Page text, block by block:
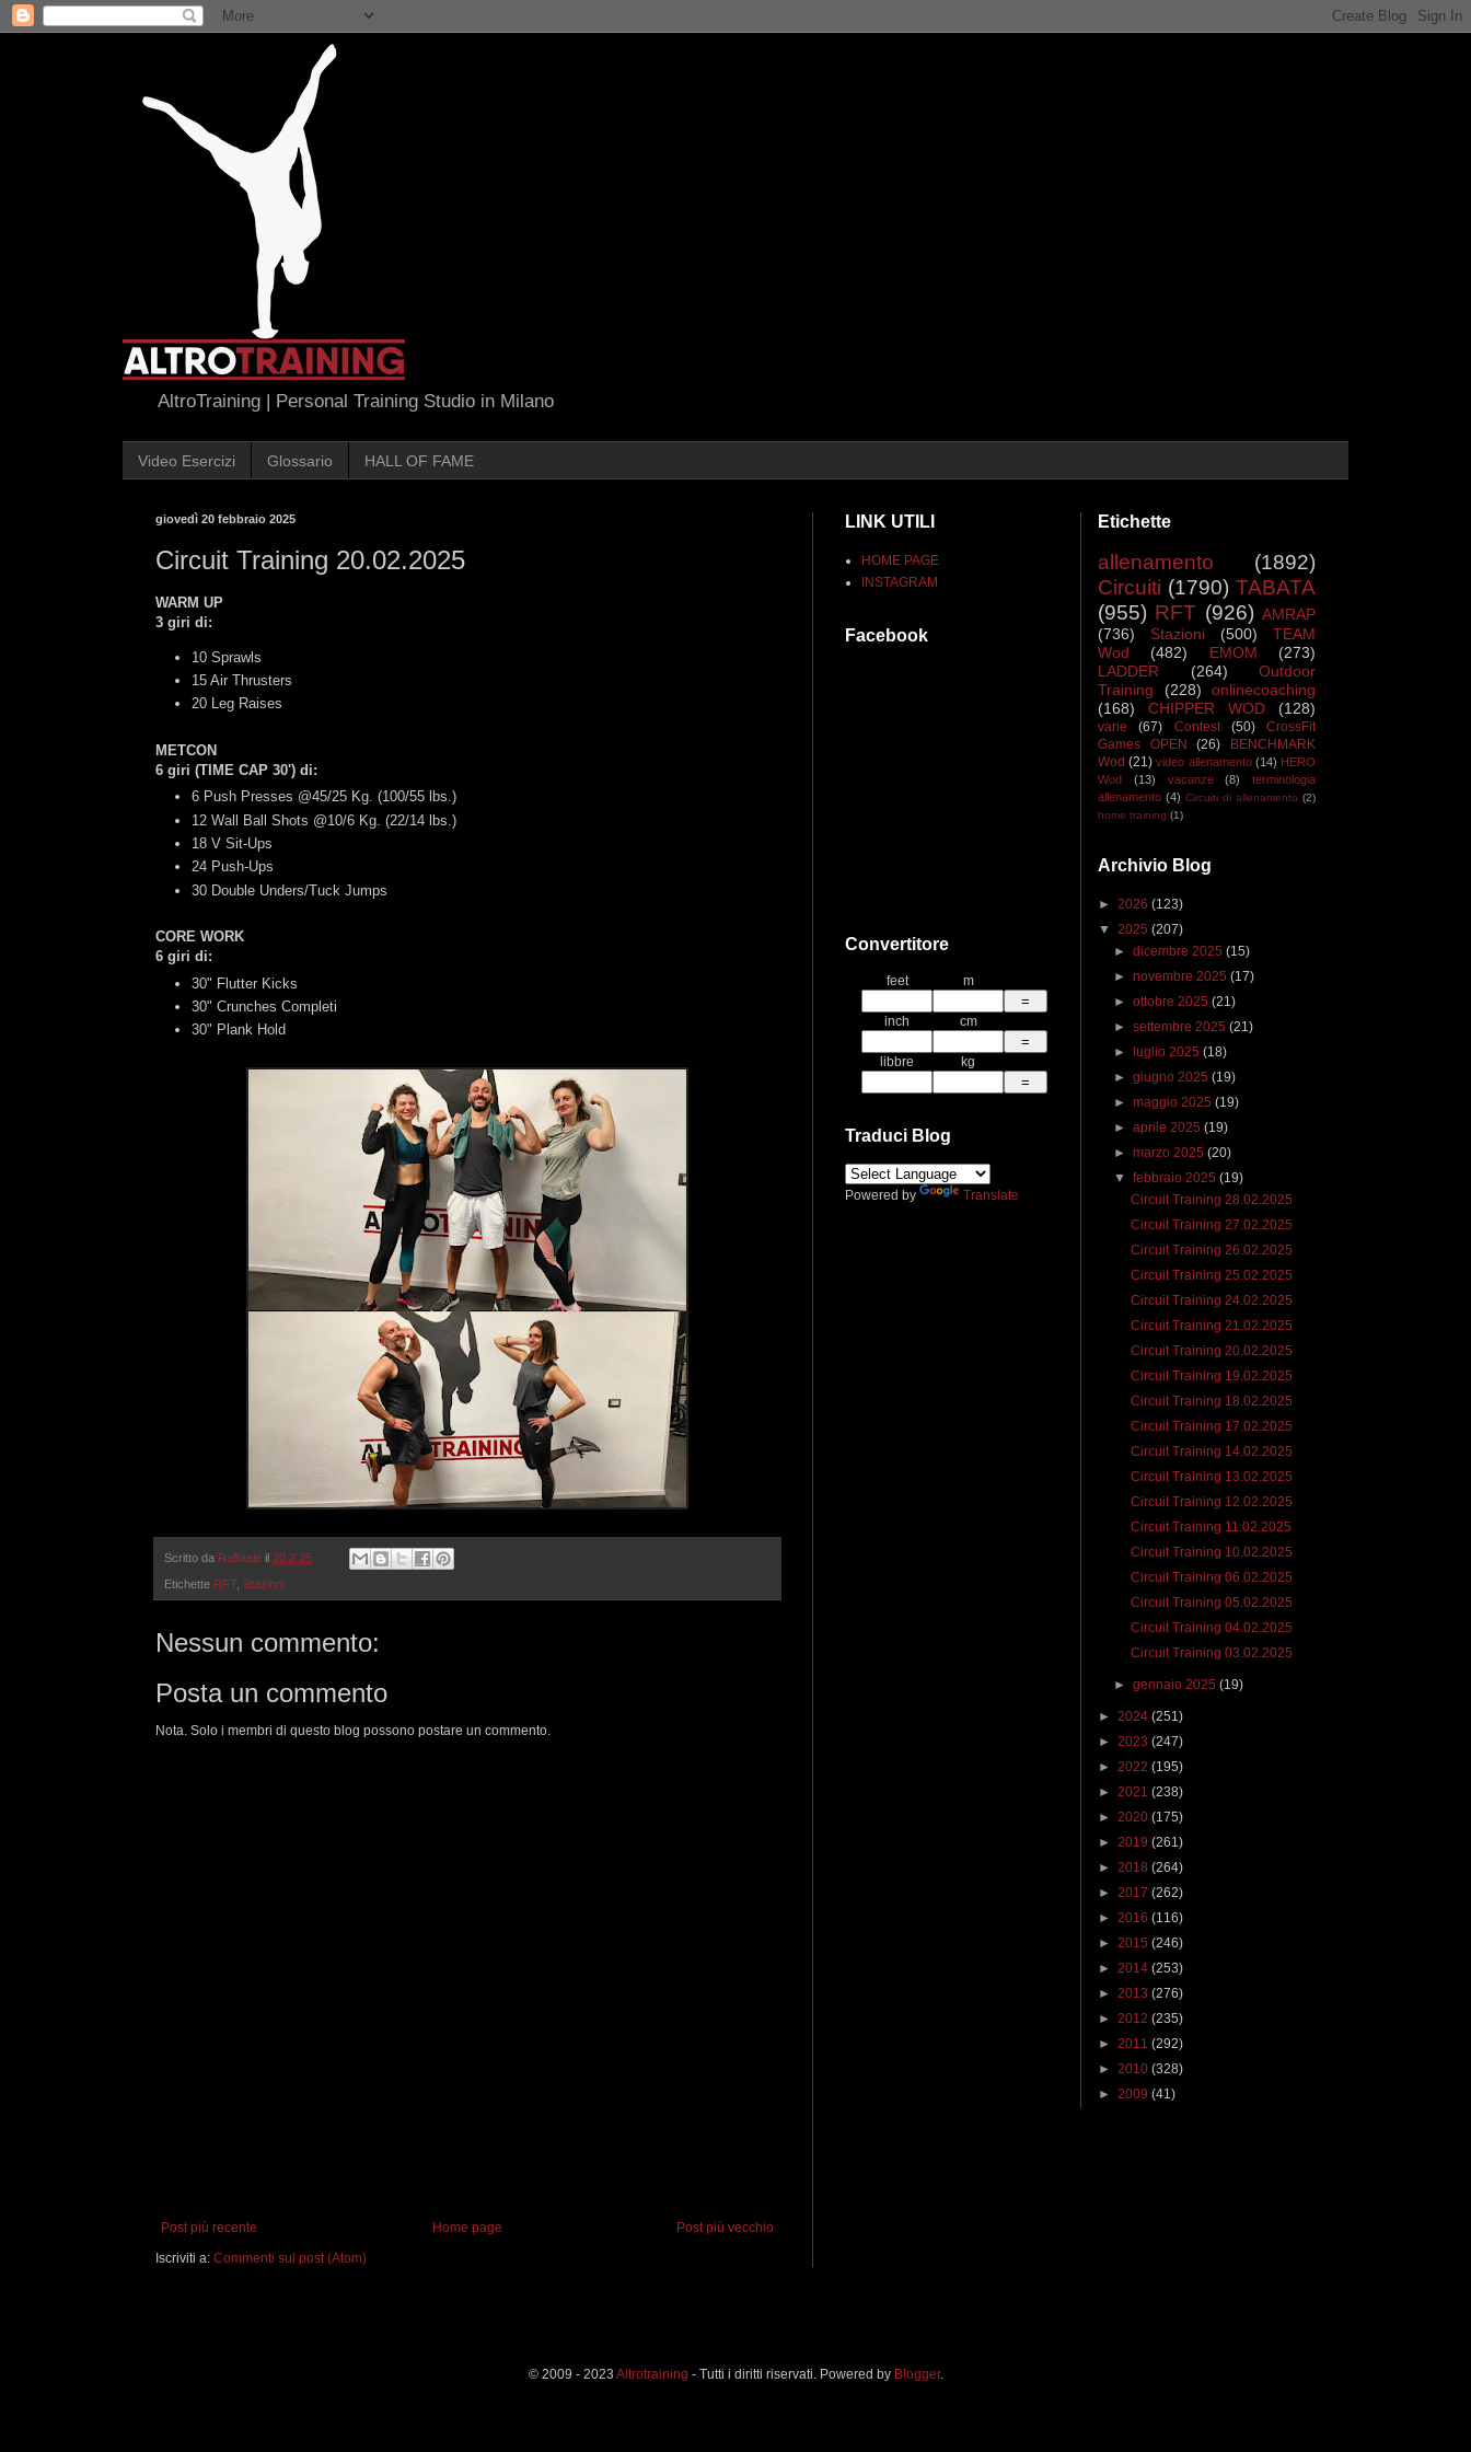
AltroTraining | Personal Training Studio in Milano
Video Esercizi Glossario HALL OF FAME
giovedì 20 febbraio 2025
Circuit Training 20.02.2025
WARM UP
3 giri di:
10 Sprawls
15 Air Thrusters
20 Leg Raises
METCON
6 giri (TIME CAP 30') di:
6 Push Presses @45/25 Kg. (100/55 lbs.)
12 Wall Ball Shots @10/6 Kg. (22/14 lbs.)
18 V Sit-Ups
24 Push-Ups
30 Double Unders/Tuck Jumps
CORE WORK
6 giri di:
30" Flutter Kicks
30" Crunches Completi
30" Plank Hold
Scritto da Raffaele il 20.2.25
Etichette RFT, Stazioni
Nessun commento:
Posta un commento
Nota. Solo i membri di questo blog possono postare un commento.
Post più recente Post più vecchio
Home page
Iscriviti a: Commenti sul post (Atom)
LINK UTILI
HOME PAGE
INSTAGRAM
Facebook
Convertitore
feet m
inch cm
libbre kg
Traduci Blog
Powered by Translate
Etichette
allenamento
(1892)
Circuiti (1790) TABATA
(955) RFT (926) AMRAP
(736)
Stazioni (500)
TEAM
Wod
(482) EMOM
(273)
LADDER
(264)
Outdoor
Training
(228)
onlinecoaching
(168)
CHIPPER WOD (128)
varie (67) Contest (50)
CrossFit
Games OPEN
(26)
BENCHMARK
Wod (21) video allenamento (14) HERO
Wod
(13) vacanze (8)
terminologia
allenamento (4) Circuiti di allenamento (2)
home training (1)
Archivio Blog
► 2026 (123)
▼ 2025 (207)
►dicembre 2025(15)
►novembre 2025(17)
►ottobre 2025(21)
►settembre 2025(21)
►
luglio 2025(18)
►giugno 2025(19)
►maggio 2025(19)
►aprile 2025(19)
►marzo 2025(20)
▼febbraio 2025(19)
Circuit Training 28.02.2025
Circuit Training 27.02.2025
Circuit Training 26.02.2025
Circuit Training 25.02.2025
Circuit Training 24.02.2025
Circuit Training 21.02.2025
Circuit Training 20.02.2025
Circuit Training 19.02.2025
Circuit Training 18.02.2025
Circuit Training 17.02.2025
Circuit Training 14.02.2025
Circuit Training 13.02.2025
Circuit Training 12.02.2025
Circuit Training 11.02.2025
Circuit Training 10.02.2025
Circuit Training 06.02.2025
Circuit Training 05.02.2025
Circuit Training 04.02.2025
Circuit Training 03.02.2025
►gennaio 2025(19)
► 2024 (251)
► 2023 (247)
► 2022 (195)
► 2021 (238)
► 2020 (175)
► 2019 (261)
► 2018 (264)
► 2017 (262)
► 2016 (116)
► 2015 (246)
► 2014 (253)
► 2013 (276)
► 2012 (235)
► 2011 (292)
► 2010 (328)
► 2009 (41)
© 2009 - 2023 Altrotraining - Tutti i diritti riservati. Powered by Blogger.